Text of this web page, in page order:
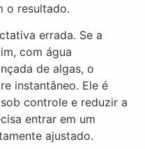
o resultado.
errada. Se a
com água
de algas, o
instantâneo. Ele é
controle e reduzir a
entrar em um
ajustado.